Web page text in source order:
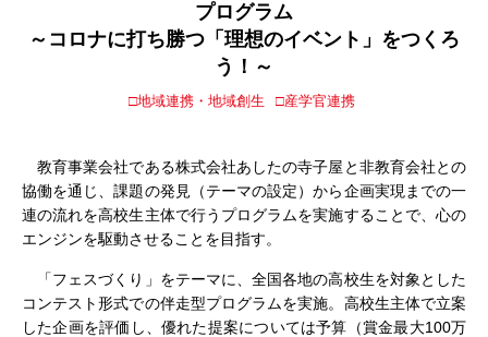
プログラム
～コロナに打ち勝つ「理想のイベント」をつくろ
う！～
□地域連携・地域創生 □産学官連携
教育事業会社である株式会社あしたの寺子屋と非教育会社との
協働を通じ、課題の発見（テーマの設定）から企画実現までの一
連の流れを高校生主体で行うプログラムを実施することで、心の
エンジンを駆動させることを目指す。
「フェスづくり」をテーマに、全国各地の高校生を対象とした
コンテスト形式での伴走型プログラムを実施。高校生主体で立案
した企画を評価し、優れた提案については予算（賞金最大100万